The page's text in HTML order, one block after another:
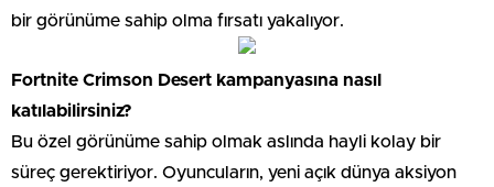
bir görünüme sahip olma fırsatı yakalıyor.
Fortnite Crimson Desert kampanyasına nasıl
katılabilirsiniz?
Bu özel görünüme sahip olmak aslında hayli kolay bir
süreç gerektiriyor. Oyuncuların, yeni açık dünya aksiyon